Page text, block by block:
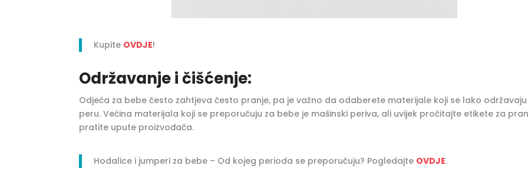
Kupite OVDJE!
Održavanje i čišćenje:
Odjeća za bebe često zahtjeva često pranje, pa je važno da odaberete materijale koji se lako održavaju
peru. Većina materijala koji se preporučuju za bebe je mašinski periva, ali uvijek pročitajte etikete za
pratite upute proizvođača.
Hodalice i jumperi za bebe – Od kojeg perioda se preporučuju? Pogledajte OVDJE.